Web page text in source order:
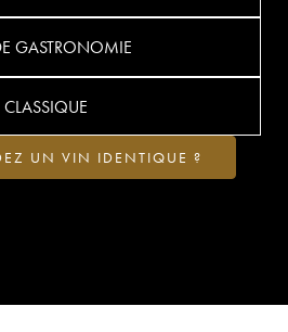
GASTRONOMIE
CLASSIQUE
UN VIN IDENTIQUE ?